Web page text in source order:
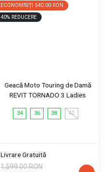
ECONOMISIȚI 640.00 RON
40% REDUCERE
Geacă Moto Touring de Damă
REVIT TORNADO 3 Ladies
34 36 38 42
Livrare Gratuită
1,599.00 RON